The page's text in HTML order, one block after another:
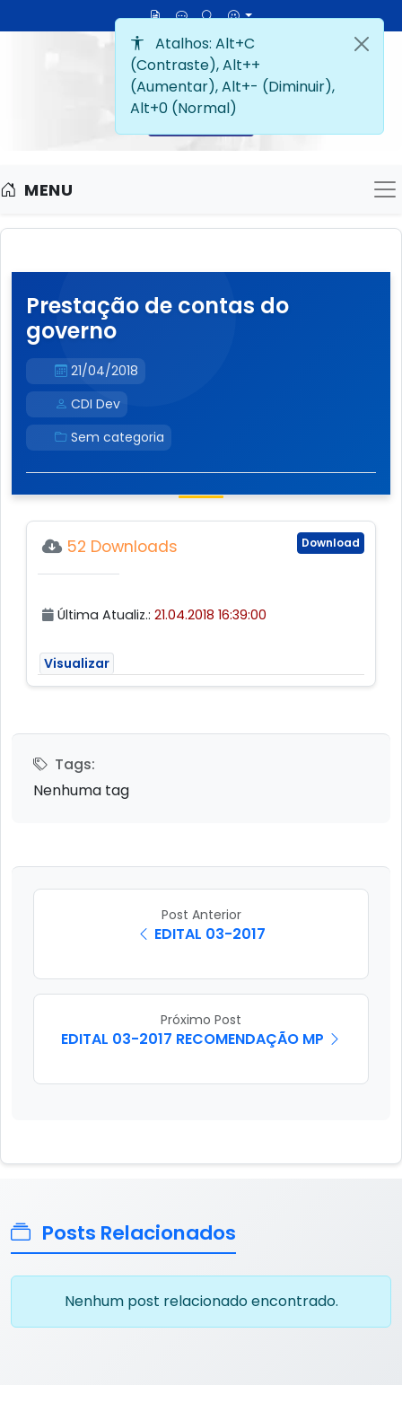
MENU
Prestação de contas do
governo
21/04/2018
CDI Dev
Sem categoria
Download
52 Downloads
Última Atualiz.: 21.04.2018 16:39:00
Visualizar
Tags:
Nenhuma tag
Post Anterior
EDITAL 03-2017
Próximo Post
EDITAL 03-2017 RECOMENDAÇÃO MP
Posts Relacionados
Nenhum post relacionado encontrado.